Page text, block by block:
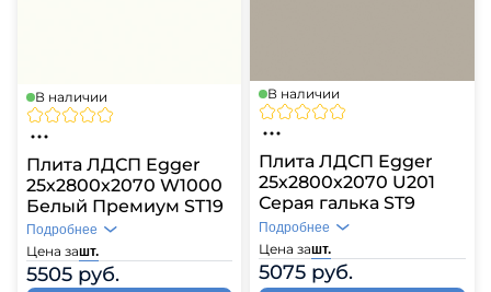
В наличии
Плита ЛДСП Egger
25х2800х2070 W1000
Белый Премиум ST19
Цена зашт.
5505 руб.
Подробнее
В наличии
Плита ЛДСП Egger
25х2800х2070 U201
Серая галька ST9
Цена зашт.
5075 руб.
Подробнее